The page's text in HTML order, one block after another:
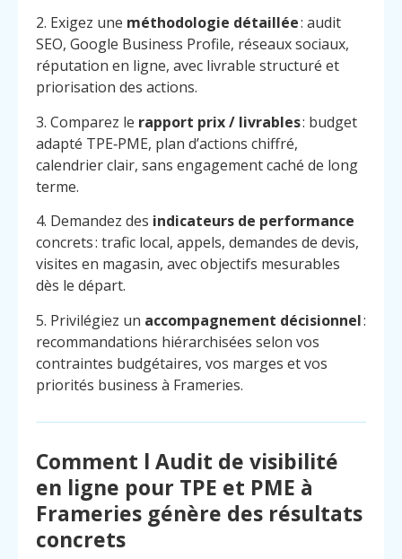
2. Exigez une méthodologie détaillée: audit
SEO, Google Business Profile, réseaux sociaux,
réputation en ligne, avec livrable structuré et
priorisation des actions.
3. Comparez le rapport prix / livrables: budget
adapté TPE‑PME, plan d’actions chiffré,
calendrier clair, sans engagement caché de long
terme.
4. Demandez des indicateurs de performance
concrets : trafic local, appels, demandes de devis,
visites en magasin, avec objectifs mesurables
dès le départ.
5. Privilégiez un accompagnement décisionnel:
recommandations hiérarchisées selon vos
contraintes budgétaires, vos marges et vos
priorités business à Frameries.
Comment l Audit de visibilité
en ligne pour TPE et PME à
Frameries génère des résultats
concrets